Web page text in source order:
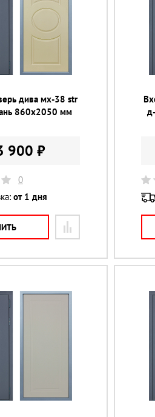
дива мх-38 str
860х2050 мм
900 ₽
0
от 1 дня